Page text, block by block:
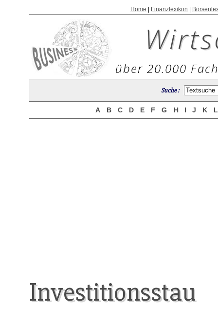
Home Finanzlexikon
über 20.000
Suche :
A B C D E F G H I J K
Investitionsstau